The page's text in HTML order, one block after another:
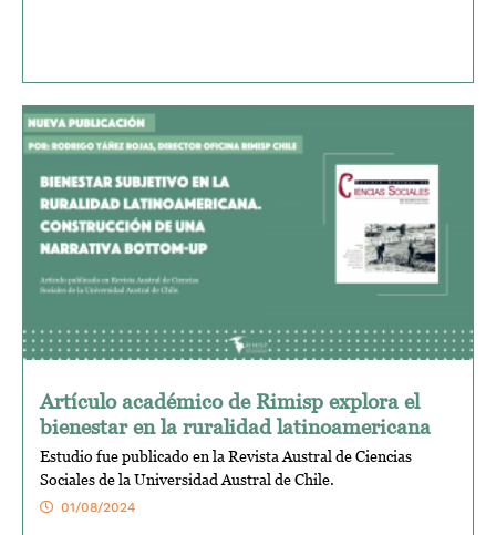
Artículo académico de Rimisp explora el
bienestar en la ruralidad latinoamericana
Estudio fue publicado en la Revista Austral de Ciencias
Sociales de la Universidad Austral de Chile.
01/08/2024